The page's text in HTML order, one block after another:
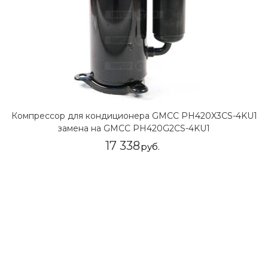
Компрессор для кондиционера GMCC PH420X3CS-4KU1
замена на GMCC PH420G2CS-4KU1
17 338руб.